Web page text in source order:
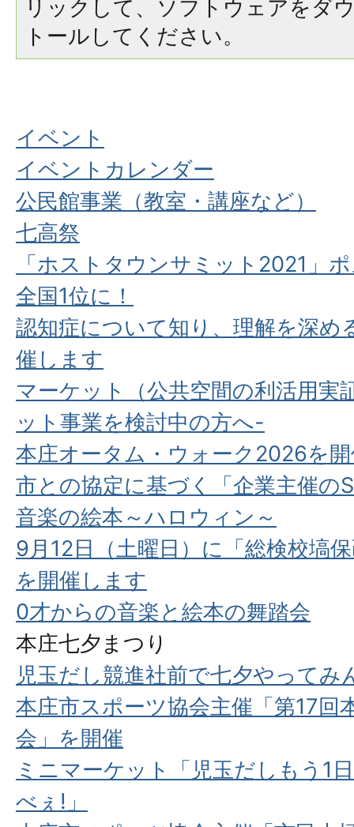
リックして、ソフトウェアをダ
トールしてください。
イベント
イベントカレンダー
公民館事業（教室・講座など）
七高祭
「ホストタウンサミット2021」
全国1位に！
認知症について知り、理解を深め
催します
マーケット（公共空間の利活用実
ット事業を検討中の方へ-
本庄オータム・ウォーク2026を
市との協定に基づく「企業主催の
音楽の絵本～ハロウィン～
9月12日（土曜日）に「総検校塙
を開催します
0才からの音楽と絵本の舞踏会
本庄七夕まつり
児玉だし競進社前で七夕やってみ
本庄市スポーツ協会主催「第17回
会」を開催
ミニマーケット「児玉だしもう1
べぇ!」